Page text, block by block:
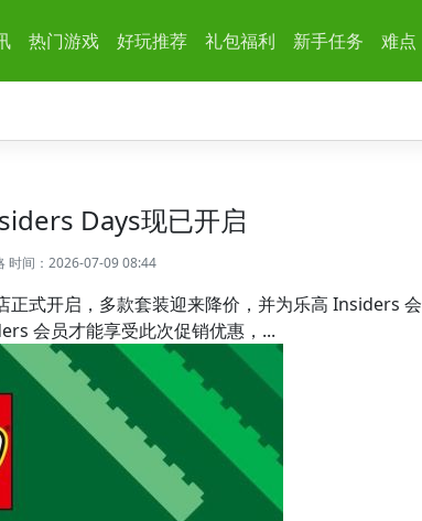
热门游戏 好玩推荐 礼包福利 新手任务 难点
Days现已开启
时间：2026-07-09 08:44
式开启，多款套装迎来降价，并为乐高 Insiders 会
会员才能享受此次促销优惠，...